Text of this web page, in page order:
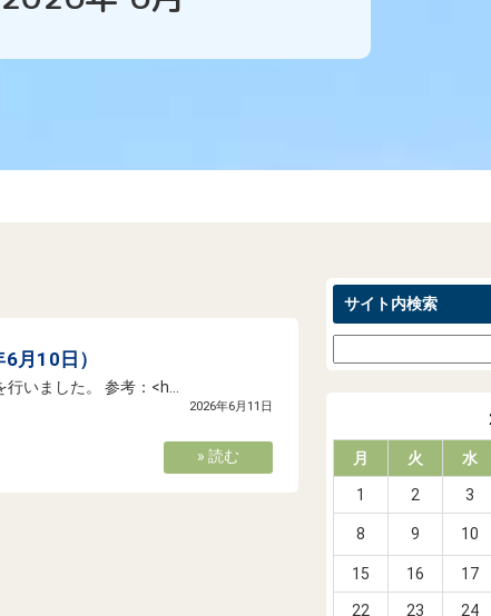
月10日）
いました。 参考：<h...
2026年6月11日
» 読む
サイト内検索
月 火 水
1 2 3
8 9 10
15 16 17
22 23 24